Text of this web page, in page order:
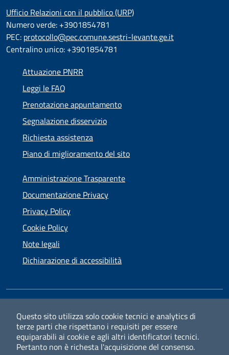
Questo sito utilizza solo cookie tecnici e analytics di
terze parti che rispettano i requisiti per essere
equiparabili ai cookie e agli altri identificatori tecnici.
Pertanto non è richesta l'acquisizione del consenso.
Ufficio Relazioni con il pubblico (URP)
Numero verde: +3901854781
PEC: protocollo@pec.comune.sestri-levante.ge.it
Centralino unico: +3901854781
Attuazione PNRR
Leggi le FAQ
Prenotazione appuntamento
Segnalazione disservizio
Richiesta assistenza
Piano di miglioramento del sito
Amministrazione Trasparente
Documentazione Privacy
Privacy Policy
Cookie Policy
Note legali
Dichiarazione di accessibilità
FacebookInstagram